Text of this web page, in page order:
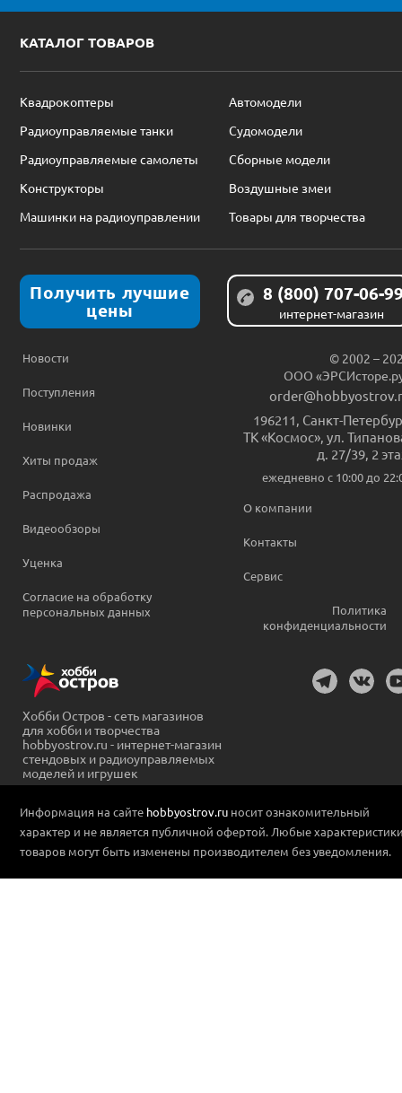
КАТАЛОГ ТОВАРОВ
Квадрокоптеры
Автомодели
Радиоуправляемые танки
Судомодели
Радиоуправляемые самолеты
Сборные модели
Конструкторы
Воздушные змеи
Машинки на радиоуправлении
Товары для творчества
Получить лучшие
цены
8 (800) 707-06-
интернет-магазин
Новости
Поступления
Новинки
Хиты продаж
Распродажа
Видеообзоры
Уценка
Согласие на обработку
персональных данных
© 2002 –
ООО
196211 Санкт-
ТК «Космос», ул.
д. 27/39, 2
ежедневно c 10:00 до
О компании
Контакты
Сервис
Политика
конфиденциальности
Хобби Остров - сеть магазинов
для хобби и творчества
hobbyostrov.ru - интернет-магазин
стендовых и радиоуправляемых
моделей и игрушек
Информация на сайте hobbyostrov.ru носит ознакомительный
характер и не является публичной офертой. Любые
товаров могут быть изменены производителем без уведомления.